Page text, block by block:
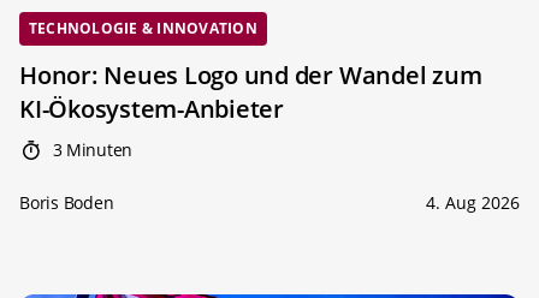
TECHNOLOGIE & INNOVATION
Honor: Neues Logo und der Wandel zum
KI-Ökosystem-Anbieter
3 Minuten
Boris Boden 4. Aug 2026